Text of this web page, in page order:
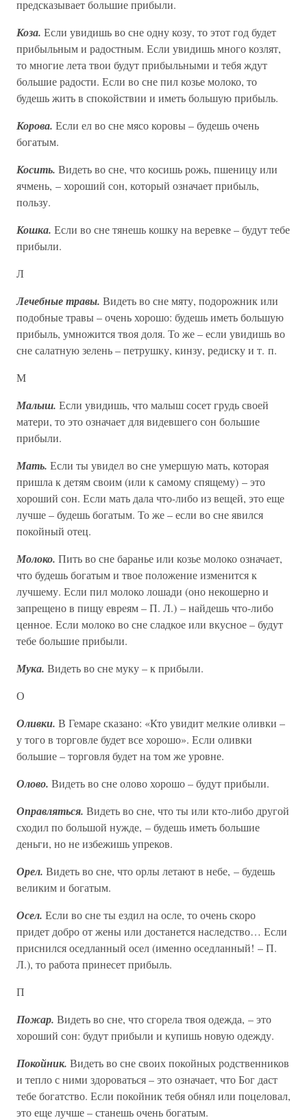
предсказывает большие прибыли.
Коза. Если увидишь во сне одну козу, то этот год будет
прибыльным и радостным. Если увидишь много козлят,
то многие лета твои будут прибыльными и тебя ждут
большие радости. Если во сне пил козье молоко, то
будешь жить в спокойствии и иметь большую прибыль.
Корова. Если ел во сне мясо коровы – будешь очень
богатым.
Косить. Видеть во сне, что косишь рожь, пшеницу или
ячмень, – хороший сон, который означает прибыль,
пользу.
Кошка. Если во сне тянешь кошку на веревке – будут тебе
прибыли.
Л
Лечебные травы. Видеть во сне мяту, подорожник или
подобные травы – очень хорошо: будешь иметь большую
прибыль, умножится твоя доля. То же – если увидишь во
сне салатную зелень – петрушку, кинзу, редиску и т. п.
М
Малыш. Если увидишь, что малыш сосет грудь своей
матери, то это означает для видевшего сон большие
прибыли.
Мать. Если ты увидел во сне умершую мать, которая
пришла к детям своим (или к самому спящему) – это
хороший сон. Если мать дала что-либо из вещей, это еще
лучше – будешь богатым. То же – если во сне явился
покойный отец.
Молоко. Пить во сне баранье или козье молоко означает,
что будешь богатым и твое положение изменится к
лучшему. Если пил молоко лошади (оно некошерно и
запрещено в пищу евреям – П. Л.) – найдешь что-либо
ценное. Если молоко во сне сладкое или вкусное – будут
тебе большие прибыли.
Мука. Видеть во сне муку – к прибыли.
О
Оливки. В Гемаре сказано: «Кто увидит мелкие оливки –
у того в торговле будет все хорошо». Если оливки
большие – торговля будет на том же уровне.
Олово. Видеть во сне олово хорошо – будут прибыли.
Оправляться. Видеть во сне, что ты или кто-либо другой
сходил по большой нужде, – будешь иметь большие
деньги, но не избежишь упреков.
Орел. Видеть во сне, что орлы летают в небе, – будешь
великим и богатым.
Осел. Если во сне ты ездил на осле, то очень скоро
придет добро от жены или достанется наследство… Если
приснился оседланный осел (именно оседланный! – П.
Л.), то работа принесет прибыль.
П
Пожар. Видеть во сне, что сгорела твоя одежда, – это
хороший сон: будут прибыли и купишь новую одежду.
Покойник. Видеть во сне своих покойных родственников
и тепло с ними здороваться – это означает, что Бог даст
тебе богатство. Если покойник тебя обнял или поцеловал,
это еще лучше – станешь очень богатым.